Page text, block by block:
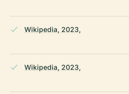
Wikipedia, 2023,
Wikipedia, 2023,